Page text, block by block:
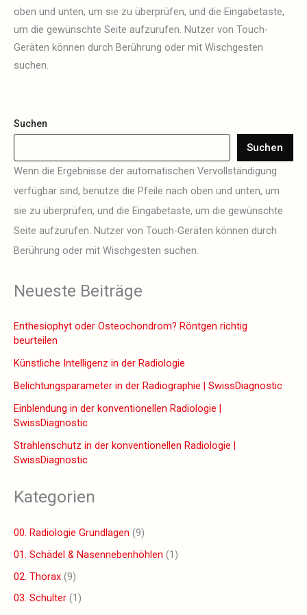
oben und unten, um sie zu überprüfen, und die Eingabetaste,
um die gewünschte Seite aufzurufen. Nutzer von Touch-
Geräten können durch Berührung oder mit Wischgesten
suchen.
Suchen
Suchen
Wenn die Ergebnisse der automatischen Vervollständigung
verfügbar sind, benutze die Pfeile nach oben und unten, um
sie zu überprüfen, und die Eingabetaste, um die gewünschte
Seite aufzurufen. Nutzer von Touch-Geräten können durch
Berührung oder mit Wischgesten suchen.
Neueste Beiträge
Enthesiophyt oder Osteochondrom? Röntgen richtig
beurteilen
Künstliche Intelligenz in der Radiologie
Belichtungsparameter in der Radiographie | SwissDiagnostic
Einblendung in der konventionellen Radiologie |
SwissDiagnostic
Strahlenschutz in der konventionellen Radiologie |
SwissDiagnostic
Kategorien
00. Radiologie Grundlagen (9)
01. Schädel & Nasennebenhöhlen (1)
02. Thorax (9)
03. Schulter (1)